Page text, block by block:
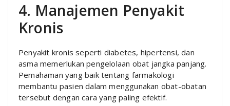
4. Manajemen Penyakit
Kronis
Penyakit kronis seperti diabetes, hipertensi, dan
asma memerlukan pengelolaan obat jangka panjang.
Pemahaman yang baik tentang farmakologi
membantu pasien dalam menggunakan obat-obatan
tersebut dengan cara yang paling efektif.